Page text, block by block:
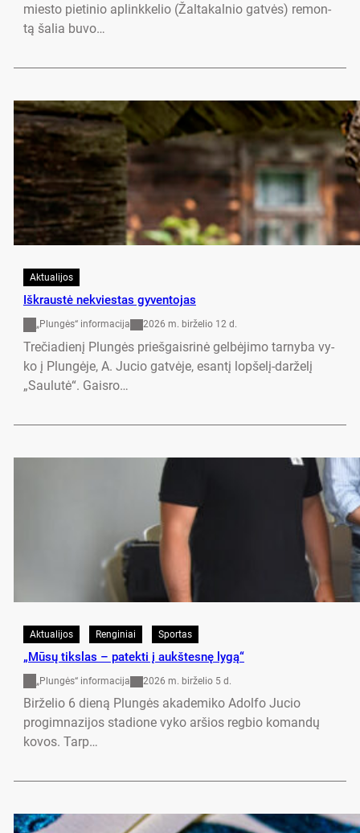
mies­to pie­ti­nio ap­link­ke­lio (Žal­ta­kal­nio gat­vės) re­mon­
tą ša­lia bu­vo…
Aktualijos
Išk­raus­tė ne­kvies­tas gy­ven­to­jas
„Plungės“ informacija 2026 m. birželio 12 d.
Tre­čia­die­nį Plun­gės prieš­gais­ri­nė gel­bė­ji­mo tar­ny­ba vy­
ko į Plun­gė­je, A. Ju­cio gat­vė­je, esan­tį lop­še­lį-dar­že­lį
„Sau­lu­tė“. Gais­ro…
Aktualijos Renginiai Sportas
„Mūsų tikslas – patekti į aukštesnę lygą“
„Plungės“ informacija 2026 m. birželio 5 d.
Birželio 6 dieną Plungės akademiko Adolfo Jucio
progimnazijos stadione vyko aršios regbio komandų
kovos. Tarp…